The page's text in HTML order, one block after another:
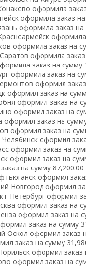
оформила
оформила заказ
оформила заказ на
оформила заказ на
оформила
заказ на сумму
оформила заказ на
оформил
оформил заказ на
оформил заказ на
оформил заказ на
заказ на
оформил заказ на
оформил
оформил заказ на
оформил заказ на
на сумму 87,200.00
оформил
Новгород оформил
Петербург оформил
оформил заказ на
оформил заказ на
заказ на сумму
Оскол оформил заказ
заказ на сумму
оформил
оформил заказ на